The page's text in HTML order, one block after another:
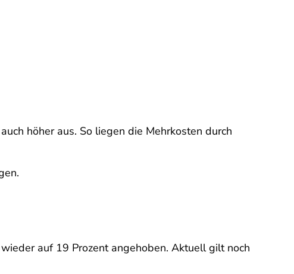
höher aus. So liegen die Mehrkosten durch
auf 19 Prozent angehoben. Aktuell gilt noch